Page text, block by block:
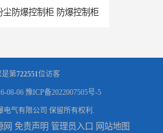
柜
是第722551位访客
08-06 豫ICP备2022007505号-5
电气有限公司 保留所有权利.
网 免责声明 管理员入口 网站地图